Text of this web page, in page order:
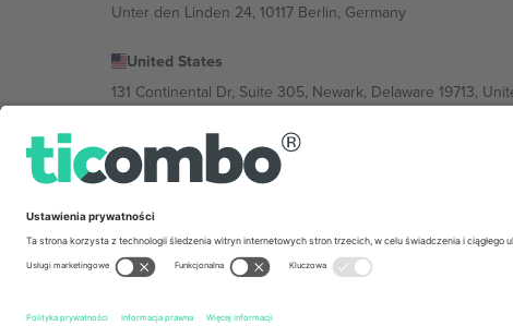
Unter den Linden 24, 10117 Berlin, Germany
United States
131 Continental Dr, Suite 305, Newark, Delaware 19713,
Bulgaria
Regus Sofia City West, bul Totleben 53-55, 1606 Sofia,
Mexico
Av Chapultepec 360, Roma Norte, Cuauhtémoc, 06700
wydarzenia, stopkę i regulamin.,
©